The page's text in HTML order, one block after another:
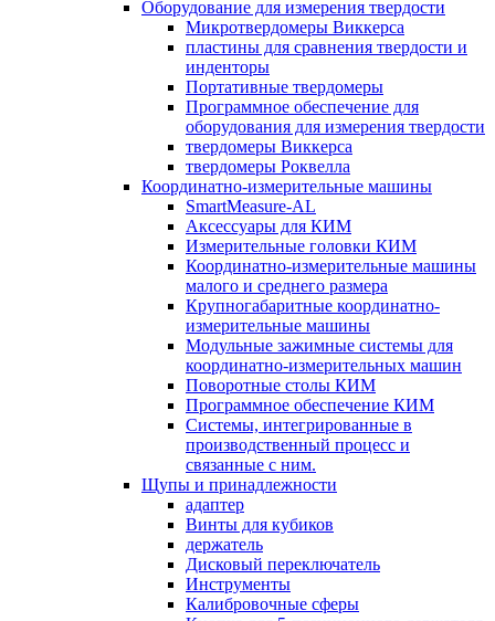
Оборудование для измерения твердости
Микротвердомеры Виккерса
пластины для сравнения твердости и
инденторы
Портативные твердомеры
Программное обеспечение для
оборудования для измерения твердости
твердомеры Виккерса
твердомеры Роквелла
Координатно-измерительные машины
SmartMeasure-AL
Аксессуары для КИМ
Измерительные головки КИМ
Координатно-измерительные машины
малого и среднего размера
Крупногабаритные координатно-
измерительные машины
Модульные зажимные системы для
координатно-измерительных машин
Поворотные столы КИМ
Программное обеспечение КИМ
Системы, интегрированные в
производственный процесс и
связанные с ним.
Щупы и принадлежности
адаптер
Винты для кубиков
держатель
Дисковый переключатель
Инструменты
Калибровочные сферы